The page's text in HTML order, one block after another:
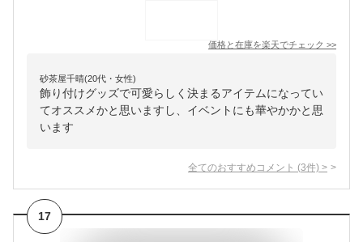
価格と在庫を楽天でチェック >>
砂茶屋千晴(20代・女性)
飾り付けグッズで可愛らしく決まるアイテムになってい
てオススメかと思いますし、イベントにも華やかかと思
います
全てのおすすめコメント (3件) >
17